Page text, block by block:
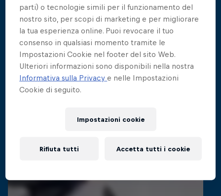
Partner
parti) o tecnologie simili per il funzionamento del
nostro sito, per scopi di marketing e per migliorare
la tua esperienza online. Puoi revocare il tuo
consenso in qualsiasi momento tramite le
Impostazioni Cookie nel footer del sito Web.
Ulteriori informazioni sono disponibili nella nostra
Informativa sulla Privacye nelle Impostazioni
Cookie di seguito.
Impostazioni cookie
Rifiuta tutti Accetta tutti i cookie